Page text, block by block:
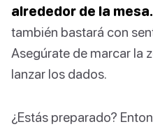
alrededor de la mesa.
también bastará con
Asegúrate de marcar la
lanzar los dados.
¿Estás preparado?